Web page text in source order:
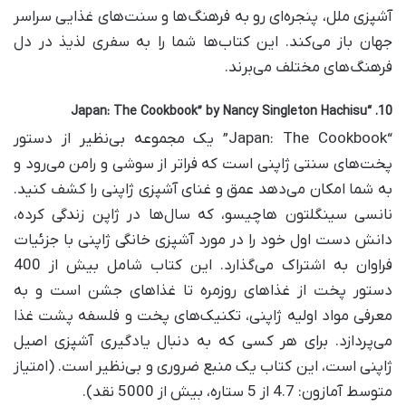
آشپزی ملل، پنجره‌ای رو به فرهنگ‌ها و سنت‌های غذایی سراسر
جهان باز می‌کند. این کتاب‌ها شما را به سفری لذیذ در دل
فرهنگ‌های مختلف می‌برند.
10. “Japan: The Cookbook” by Nancy Singleton Hachisu
“Japan: The Cookbook” یک مجموعه بی‌نظیر از دستور
پخت‌های سنتی ژاپنی است که فراتر از سوشی و رامن می‌رود و
به شما امکان می‌دهد عمق و غنای آشپزی ژاپنی را کشف کنید.
نانسی سینگلتون هاچیسو، که سال‌ها در ژاپن زندگی کرده،
دانش دست اول خود را در مورد آشپزی خانگی ژاپنی با جزئیات
فراوان به اشتراک می‌گذارد. این کتاب شامل بیش از 400
دستور پخت از غذاهای روزمره تا غذاهای جشن است و به
معرفی مواد اولیه ژاپنی، تکنیک‌های پخت و فلسفه پشت غذا
می‌پردازد. برای هر کسی که به دنبال یادگیری آشپزی اصیل
ژاپنی است، این کتاب یک منبع ضروری و بی‌نظیر است. (امتیاز
متوسط آمازون: 4.7 از 5 ستاره، بیش از 5000 نقد).